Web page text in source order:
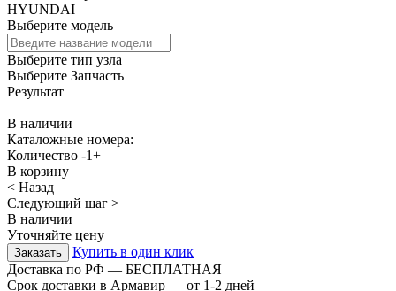
HYUNDAI
Выберите модель
Выберите тип узла
Выберите Запчасть
Результат
В наличии
Каталожные номера:
Количество -1+
В корзину
< Назад
Следующий шаг >
В наличии
Уточняйте цену
Купить в один клик
Доставка по РФ — БЕСПЛАТНАЯ
Срок доставки в Армавир — от 1-2 дней